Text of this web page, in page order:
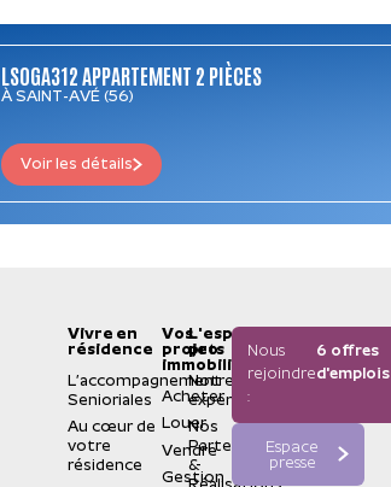
LSOGA312 APPARTEMENT 2 PIÈCES
À SAINT-AVÉ (56)
Voir les détails
Vivre en
résidence
L’accompagnement
Senioriales
Au cœur de
votre
résidence
Vos
projets
immobiliers
Acheter
Louer
Vendre
Gestion
L'espace
pro
Notre
expertise
Nos
Partenaires
&
Nous
rejoindre
:
6 offres
d'emplois
Espace
presse